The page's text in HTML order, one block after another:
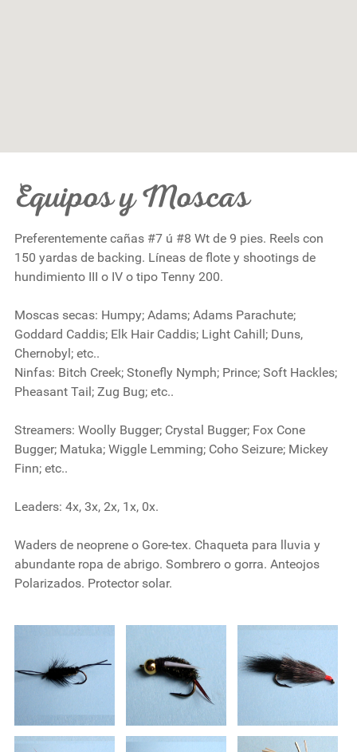
Equipos y Moscas
Preferentemente cañas #7 ú #8 Wt de 9 pies. Reels con
150 yardas de backing. Líneas de flote y shootings de
hundimiento III o IV o tipo Tenny 200.
Moscas secas: Humpy; Adams; Adams Parachute;
Goddard Caddis; Elk Hair Caddis; Light Cahill; Duns,
Chernobyl; etc..
Ninfas: Bitch Creek; Stonefly Nymph; Prince; Soft Hackles;
Pheasant Tail; Zug Bug; etc..
Streamers: Woolly Bugger; Crystal Bugger; Fox Cone
Bugger; Matuka; Wiggle Lemming; Coho Seizure; Mickey
Finn; etc..
Leaders: 4x, 3x, 2x, 1x, 0x.
Waders de neoprene o Gore-tex. Chaqueta para lluvia y
abundante ropa de abrigo. Sombrero o gorra. Anteojos
Polarizados. Protector solar.